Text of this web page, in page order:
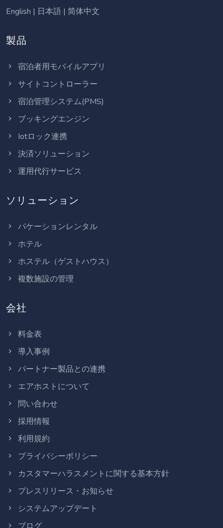
English | 日本語 | 简体中文
製品
宿泊者用モバイルアプリ
サイトコントローラー
宿泊管理システム(PMS)
ブッキングエンジン
Iotロック連携
決済ソリューション
運用代行サービス
ソリューション
バケーションレンタル
ホテル
ホステル（ゲストハウス）
複数施設の管理
会社
料金表
導入事例
パートナー製品との連携
エアホストについて
問い合わせ
採用情報
利用規約
プライバシーポリシー
カスタマーハラスメントに関する基本方針
プレスリリース・お知らせ
システムアップデート